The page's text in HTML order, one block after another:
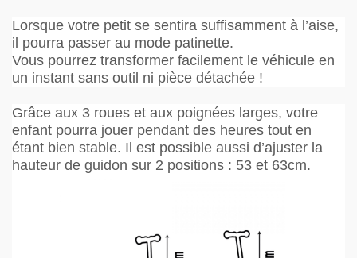
Lorsque votre petit se sentira suffisamment à l’aise,
il pourra passer au mode patinette.
Vous pourrez transformer facilement le véhicule en
un instant sans outil ni pièce détachée !
Grâce aux 3 roues et aux poignées larges, votre
enfant pourra jouer pendant des heures tout en
étant bien stable. Il est possible aussi d’ajuster la
hauteur de guidon sur 2 positions : 53 et 63cm.